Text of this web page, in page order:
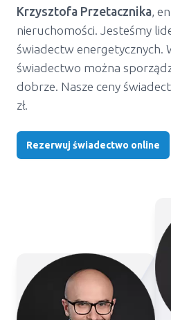
Krzysztofa Przetacznika,
nieruchomości. Jesteśmy
świadectw energetycznych.
świadectwo można
dobrze. Nasze ceny
zł.
Rezerwuj świadectwo online